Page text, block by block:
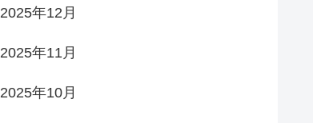
2025年12月
2025年11月
2025年10月